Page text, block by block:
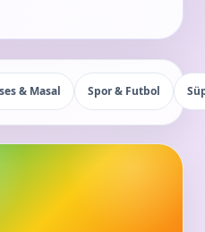
& Masal Spor & Futbol